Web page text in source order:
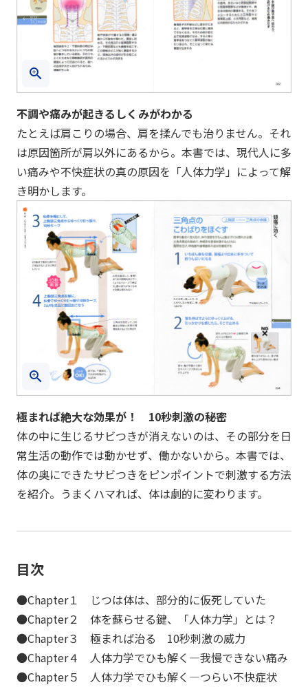
不調や痛みが起きるしくみがわかる
たとえば肩こりの場合、肩を揉んでも治りません。それ
は原因箇所が肩以外にあるから。本書では、現代人に多
い痛みや不快症状の真の原因を「人体力学」によって解
き明かします。
極まれば絶大な効果が！ 10秒刺激の秘密
体の中に生じるサビつきが消えないのは、その部分を日
常生活の動作では動かせず、働かないから。本書では、
体の奥にできたサビつきをピンポイントで刺激する方法
を紹介。うまくハマれば、体は劇的に変わります。
目次
●Chapter１ じつは体は、部分的に仮死していた
●Chapter２ 体を蘇らせる鍵、「人体力学」とは？
●Chapter３ 極まれば治る 10秒刺激の威力
●Chapter４ 人体力学でひも解く—我慢できない痛み
●Chapter５ 人体力学でひも解く—つらい不快症状